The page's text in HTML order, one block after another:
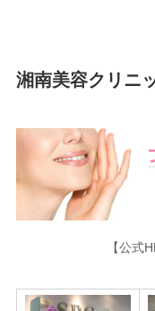
湘南美容クリニ
【公式